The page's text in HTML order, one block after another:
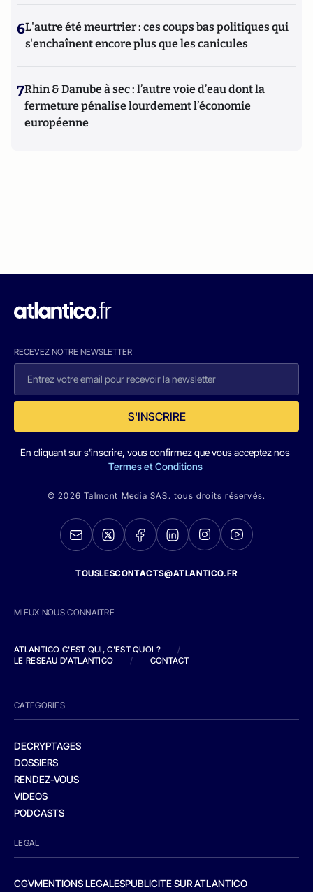
6L'autre été meurtrier : ces coups bas politiques qui
s'enchaînent encore plus que les canicules
7Rhin & Danube à sec : l’autre voie d’eau dont la
fermeture pénalise lourdement l’économie
européenne
RECEVEZ NOTRE NEWSLETTER
S'INSCRIRE
En cliquant sur s'inscrire, vous confirmez que vous acceptez nos
Termes et Conditions
© 2026 Talmont Media SAS. tous droits réservés.
TOUSLESCONTACTS@ATLANTICO.FR
MIEUX NOUS CONNAITRE
ATLANTICO C'EST QUI, C'EST QUOI ?
/
LE RESEAU D'ATLANTICO
/ CONTACT
CATEGORIES
DECRYPTAGES
DOSSIERS
RENDEZ-VOUS
VIDEOS
PODCASTS
LEGAL
CGVMENTIONS LEGALESPUBLICITE SUR ATLANTICO